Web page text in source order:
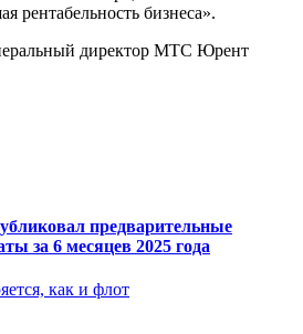
рентабельность бизнеса».
директор МТС Юрент
предварительные
за 6 месяцев 2025 года
как и флот